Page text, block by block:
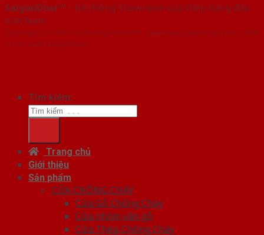
SaigonDoor™ - Hệ thống Showroom cửa thép hàng đầu
Việt Nam
Copyright ⓒ 2016 – 2026 SaigonDoor™ - www.baogiacuathep.com | Đơn
vị chủ quản SaigonDoor
Tìm kiếm:
Trang chủ
Giới thiệu
Sản phẩm
CỬA CHỐNG CHÁY
Cửa Gỗ Chống Cháy
Cửa nhôm vân gỗ
Cửa Thép Chống Cháy